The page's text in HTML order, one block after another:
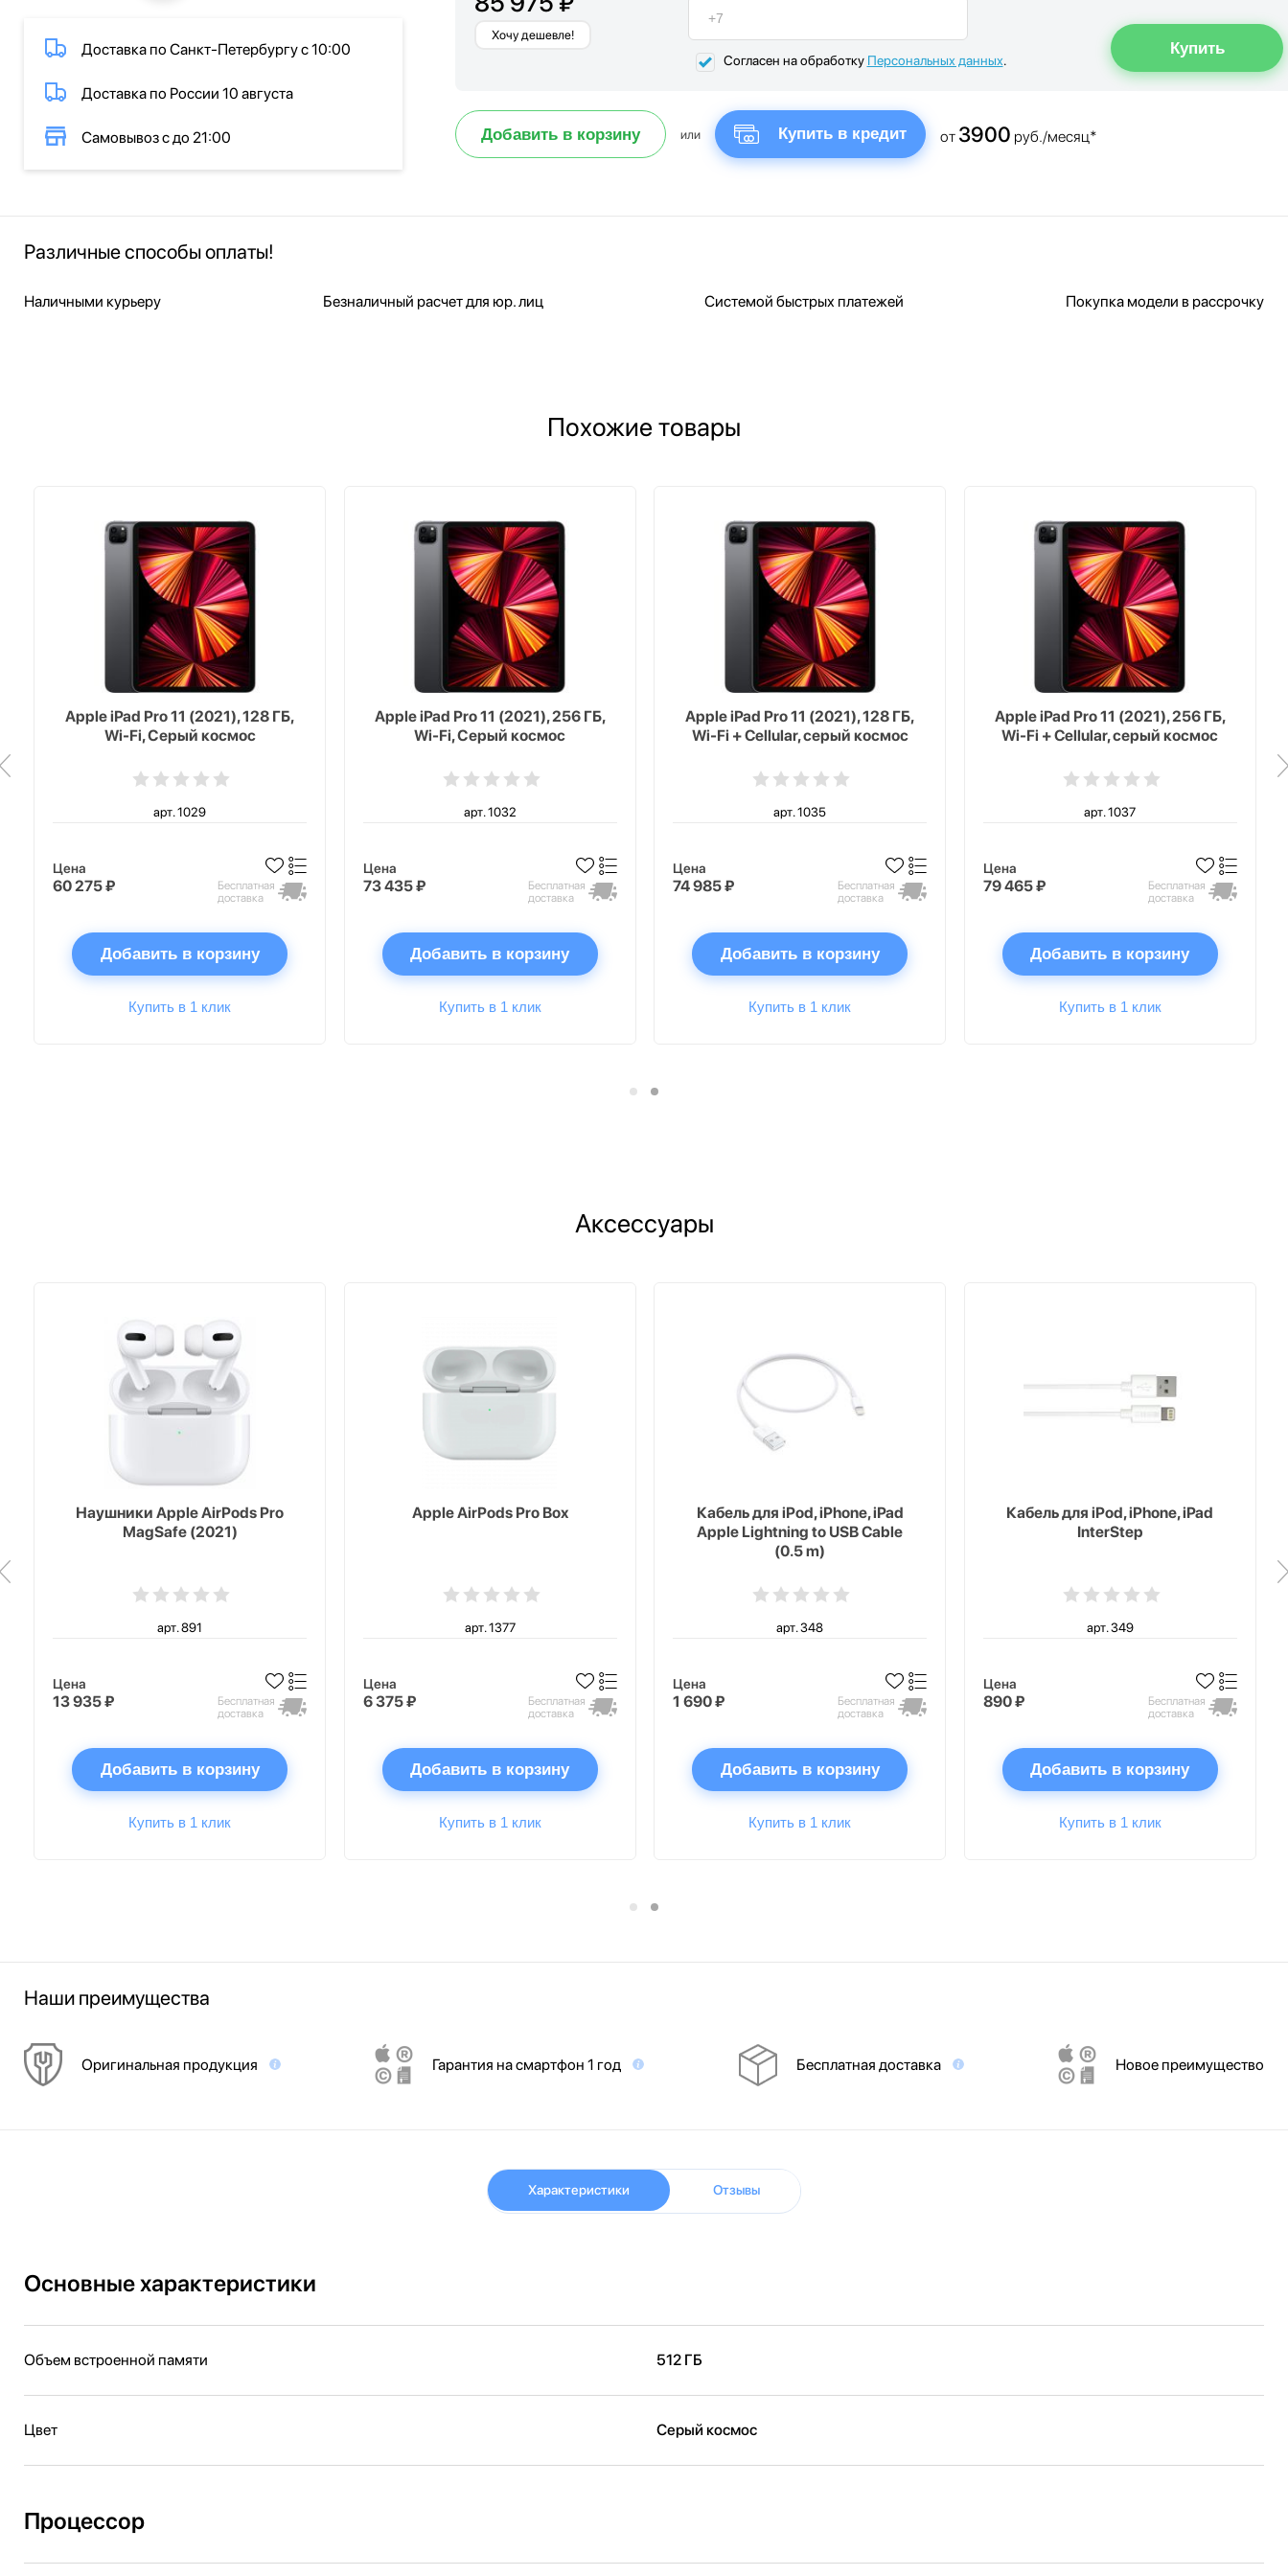
Доставка по Санкт-Петербургу с 10:00
Доставка по России 10 августа
Самовывоз с до 21:00
Хочу дешевле!
Согласен на обработку Персональных данных.
Добавить в корзину или Купить в кредит от 3900 руб./месяц*
Различные способы оплаты!
Наличными курьеру Безналичный расчет для юр. лиц Системой быстрых платежей Покупка модели в рассрочку
Похожие товары
Apple iPad Pro 11 (2021), 128 ГБ,
Wi-Fi, Серый космос
арт. 1029
Цена
60 275 ₽
Бесплатная
доставка
Добавить в корзину
Купить в 1 клик
Apple iPad Pro 11 (2021), 256 ГБ,
Wi-Fi, Серый космос
арт. 1032
Цена
73 435 ₽
Бесплатная
доставка
Добавить в корзину
Купить в 1 клик
Apple iPad Pro 11 (2021), 128 ГБ,
Wi-Fi + Cellular, серый космос
арт. 1035
Цена
74 985 ₽
Бесплатная
доставка
Добавить в корзину
Купить в 1 клик
Apple iPad Pro 11 (2021), 256 ГБ,
Wi-Fi + Cellular, серый космос
арт. 1037
Цена
79 465 ₽
Бесплатная
доставка
Добавить в корзину
Купить в 1 клик
Аксессуары
Наушники Apple AirPods Pro
MagSafe (2021)
арт. 891
Цена
13 935 ₽
Бесплатная
доставка
Добавить в корзину
Купить в 1 клик
Apple AirPods Pro Box
арт. 1377
Цена
6 375 ₽
Бесплатная
доставка
Добавить в корзину
Купить в 1 клик
Кабель для iPod, iPhone, iPad
Apple Lightning to USB Cable
(0.5 m)
арт. 348
Цена
1 690 ₽
Бесплатная
доставка
Добавить в корзину
Купить в 1 клик
Кабель для iPod, iPhone, iPad
InterStep
арт. 349
Цена
890 ₽
Бесплатная
доставка
Добавить в корзину
Купить в 1 клик
Наши преимущества
Оригинальная продукция Гарантия на смартфон 1 год Бесплатная доставка Новое преимущество
Характеристики Отзывы
Основные характеристики
Объем встроенной памяти 512 ГБ
Цвет Серый космос
Процессор